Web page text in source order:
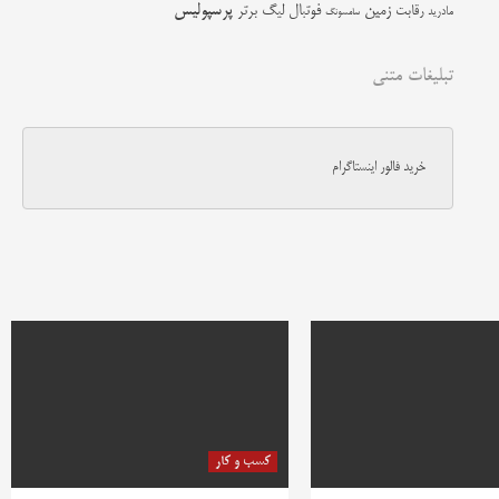
مادرید رقابت زمین سامسونگ فوتبال لیگ برتر پرسپولیس
تبلیغات متنی
خرید فالور اینستاگرام
کسب و کار